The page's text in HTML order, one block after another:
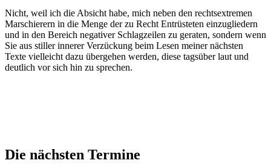
Nicht, weil ich die Absicht habe, mich neben den rechtsextremen
Marschierern in die Menge der zu Recht Entrüsteten einzugliedern
und in den Bereich negativer Schlagzeilen zu geraten, sondern wenn
Sie aus stiller innerer Verzückung beim Lesen meiner nächsten
Texte vielleicht dazu übergehen werden, diese tagsüber laut und
deutlich vor sich hin zu sprechen.
Die nächsten Termine